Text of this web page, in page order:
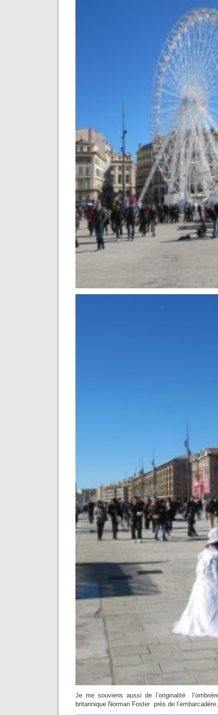
Je me souviens aussi de l’originalité
britannique Norman Foster près de l’embarcadère.